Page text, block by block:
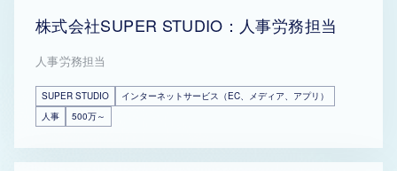
株式会社SUPER STUDIO：人事労務担当
人事労務担当
SUPER STUDIO
インターネットサービス（EC、メディア、アプリ）
人事
500万～